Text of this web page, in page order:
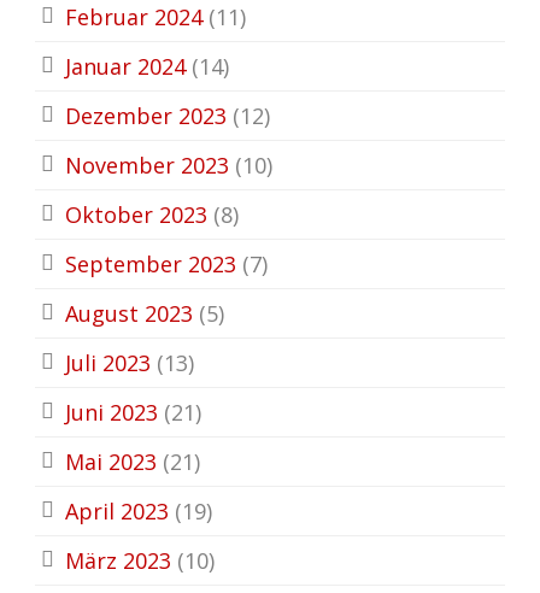
Februar 2024(11)
Januar 2024(14)
Dezember 2023 (12)
November 2023 (10)
Oktober 2023 (8)
September 2023 (7)
August 2023 (5)
Juli 2023 (13)
Juni 2023 (21)
Mai 2023 (21)
April 2023 (19)
März 2023 (10)